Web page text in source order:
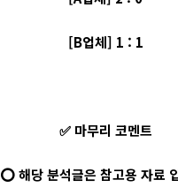
[B업체] 1 : 1
✅ 마무리 코멘트
⭕ 해당 분석글은 참고용 자료